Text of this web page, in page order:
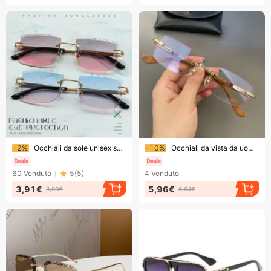
Finendo presto!
-2% Occhiali da sole unisex senza montatura con bordo tagliato - Occhiali da sole quadrati in metallo UV400 con lenti sfumate (8 colori)
60 Venduto 5(5)
3,91€ 3,99€
Finendo presto!
-10% Occhiali da vista da uomo senza montatura, smussati, anti-luce blu, senza prescrizione medica, sofisticati.
4 Venduto
5,96€ 6,64€